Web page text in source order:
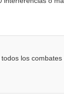
los